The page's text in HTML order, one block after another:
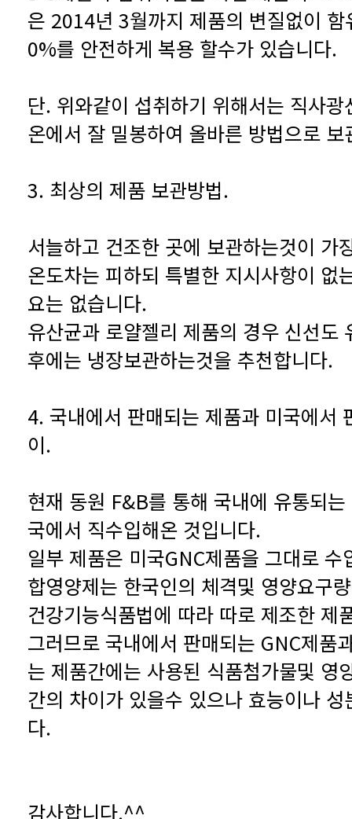
0%를 안전하게 복용 할수가 있습니다.
온에서 잘 밀봉하여 올바른 방법으로
3. 최상의 제품 보관방법.
요는 없습니다.
후에는 냉장보관하는것을 추천합니다.
이.
국에서 직수입해온 것입니다.
건강기능식품법에 따라 따로 제조한 제
다.
감사합니다.^^